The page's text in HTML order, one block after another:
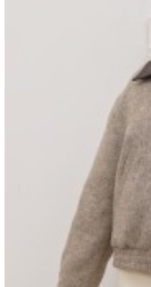
Параметры модели
100%
Материал подкладки
Страна производства
Вид застежки Молния